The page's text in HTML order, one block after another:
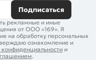
Подписаться
рекламные и иные
от ООО «169». Я
на обработку персональных
ознакомление и
конфиденциальности и
.